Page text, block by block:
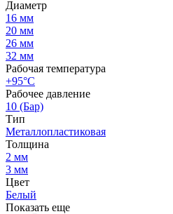
Диаметр
16 мм
20 мм
26 мм
32 мм
Рабочая температура
+95°С
Рабочее давление
10 (Бар)
Тип
Металлопластиковая
Толщина
2 мм
3 мм
Цвет
Белый
Показать еще